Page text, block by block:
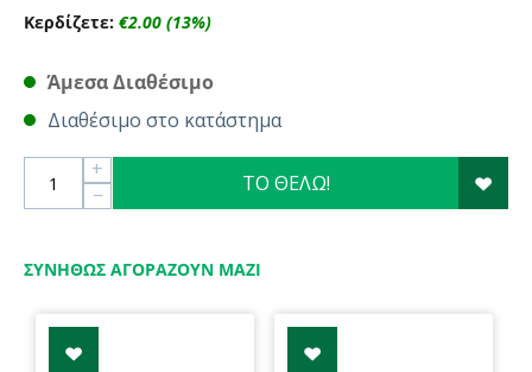
Κερδίζετε: €2.00 (13%)
Άμεσα Διαθέσιμο
Διαθέσιμο στο κατάστημα
+
−
ΤΟ ΘΕΛΩ!
ΣΥΝΉΘΩΣ ΑΓΟΡΆΖΟΥΝ ΜΑΖΊ